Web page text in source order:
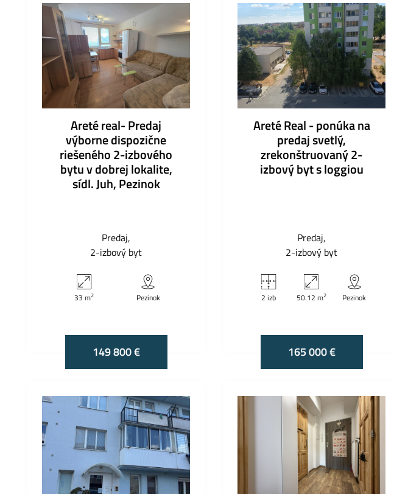
Areté real- Predaj
výborne dispozične
riešeného 2-izbového
bytu v dobrej lokalite,
sídl. Juh, Pezinok
Predaj
2-izbový byt
33 m2 Pezinok
149 800 €
Areté Real - ponúka na
predaj svetlý,
zrekonštruovaný 2-
izbový byt s loggiou
Predaj
2-izbový byt
2 izb 50.12 m2 Pezinok
165 000 €